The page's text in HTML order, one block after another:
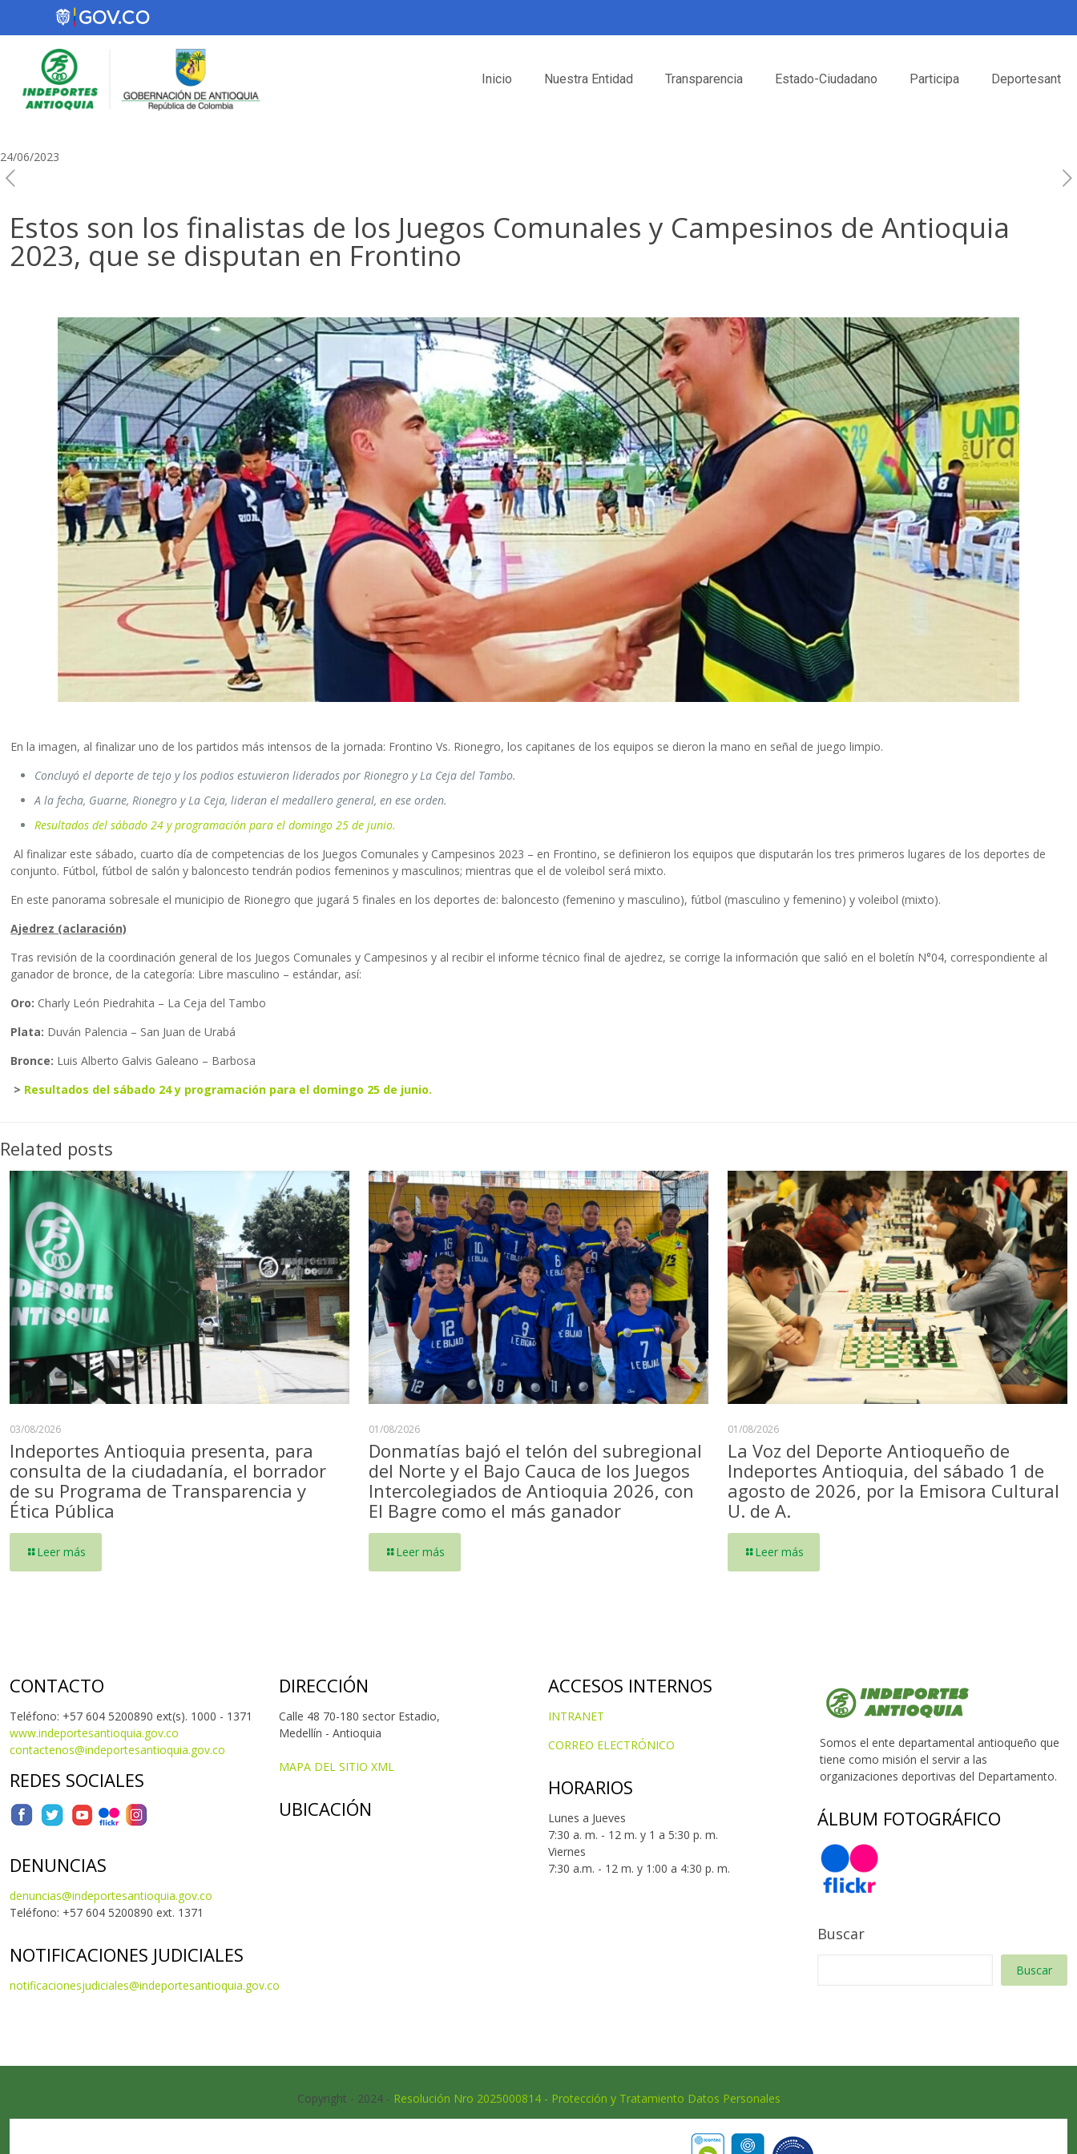
Inicio Nuestra Entidad Transparencia Estado-Ciudadano Participa Deportesant
24/06/2023
Estos son los finalistas de los Juegos Comunales y Campesinos de Antioquia
2023, que se disputan en Frontino
En la imagen, al finalizar uno de los partidos más intensos de la jornada: Frontino Vs. Rionegro, los capitanes de los equipos se dieron la mano en señal de juego limpio.
Concluyó el deporte de tejo y los podios estuvieron liderados por Rionegro y La Ceja del Tambo.
A la fecha, Guarne, Rionegro y La Ceja, lideran el medallero general, en ese orden.
Resultados del sábado 24 y programación para el domingo 25 de junio.
Al finalizar este sábado, cuarto día de competencias de los Juegos Comunales y Campesinos 2023 – en Frontino, se definieron los equipos que disputarán los tres primeros lugares de los deportes de
conjunto. Fútbol, fútbol de salón y baloncesto tendrán podios femeninos y masculinos; mientras que el de voleibol será mixto.
En este panorama sobresale el municipio de Rionegro que jugará 5 finales en los deportes de: baloncesto (femenino y masculino), fútbol (masculino y femenino) y voleibol (mixto).
Ajedrez (aclaración)
Tras revisión de la coordinación general de los Juegos Comunales y Campesinos y al recibir el informe técnico final de ajedrez, se corrige la información que salió en el boletín N°04, correspondiente al
ganador de bronce, de la categoría: Libre masculino – estándar, así:
Oro: Charly León Piedrahita – La Ceja del Tambo
Plata: Duván Palencia – San Juan de Urabá
Bronce: Luis Alberto Galvis Galeano – Barbosa
> Resultados del sábado 24 y programación para el domingo 25 de junio.
Related posts
03/08/2026
Indeportes Antioquia presenta, para
consulta de la ciudadanía, el borrador
de su Programa de Transparencia y
Ética Pública
Leer más
01/08/2026
Donmatías bajó el telón del subregional
del Norte y el Bajo Cauca de los Juegos
Intercolegiados de Antioquia 2026, con
El Bagre como el más ganador
Leer más
01/08/2026
La Voz del Deporte Antioqueño de
Indeportes Antioquia, del sábado 1 de
agosto de 2026, por la Emisora Cultural
U. de A.
Leer más
CONTACTO
Teléfono: +57 604 5200890 ext(s). 1000 - 1371
www.indeportesantioquia.gov.co
contactenos@indeportesantioquia.gov.co
REDES SOCIALES
DENUNCIAS
denuncias@indeportesantioquia.gov.co
Teléfono: +57 604 5200890 ext. 1371
NOTIFICACIONES JUDICIALES
notificacionesjudiciales@indeportesantioquia.gov.co
DIRECCIÓN
Calle 48 70-180 sector Estadio,
Medellín - Antioquia
MAPA DEL SITIO XML
UBICACIÓN
ACCESOS INTERNOS
INTRANET
CORREO ELECTRÓNICO
HORARIOS
Lunes a Jueves
7:30 a. m. - 12 m. y 1 a 5:30 p. m.
Viernes
7:30 a.m. - 12 m. y 1:00 a 4:30 p. m.
Somos el ente departamental antioqueño que
tiene como misión el servir a las
organizaciones deportivas del Departamento.
ÁLBUM FOTOGRÁFICO
Buscar
Buscar
Copyright - 2024 - Resolución Nro 2025000814 - Protección y Tratamiento Datos Personales